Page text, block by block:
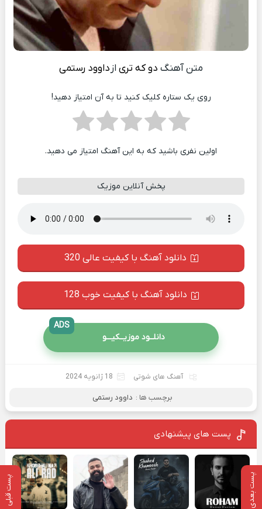
پست بعدی پست قبلی
متن آهنگ دو که تری از داوود رستمی
روی یک ستاره کلیک کنید تا به آن امتیاز دهید!
اولین نفری باشید که به این آهنگ امتیاز می دهید.
پخش آنلاین موزیک
دانلود آهنگ با کیفیت عالی 320
دانلود آهنگ با کیفیت خوب 128
دانلــود موزیــکیـــو
ADS
آهنگ های شوتی 18 ژانویه 2024
برچسب ها : داوود رستمی
پست های پیشنهادی